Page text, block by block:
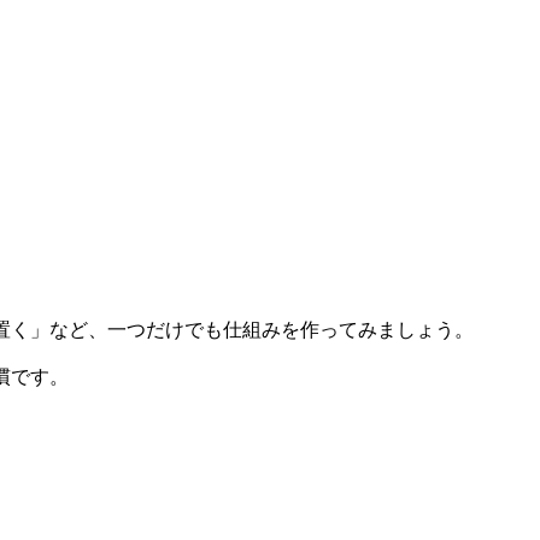
」など、一つだけでも仕組みを作ってみましょう。
す。